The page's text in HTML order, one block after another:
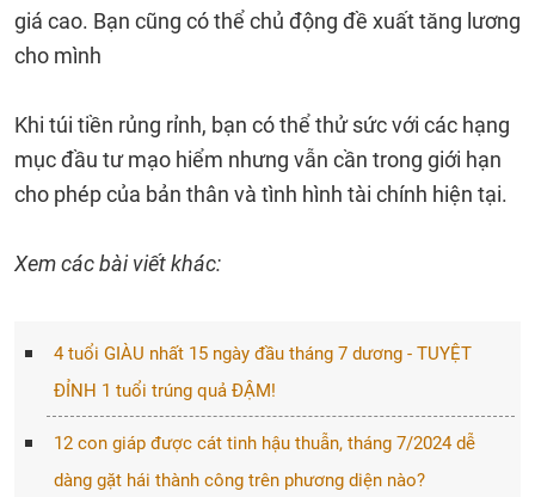
giá cao. Bạn cũng có thể chủ động đề xuất tăng lương
cho mình
Khi túi tiền rủng rỉnh, bạn có thể thử sức với các hạng
mục đầu tư mạo hiểm nhưng vẫn cần trong giới hạn
cho phép của bản thân và tình hình tài chính hiện tại.
Xem các bài viết khác:
4 tuổi GIÀU nhất 15 ngày đầu tháng 7 dương - TUYỆT
ĐỈNH 1 tuổi trúng quả ĐẬM!
12 con giáp được cát tinh hậu thuẫn, tháng 7/2024 dễ
dàng gặt hái thành công trên phương diện nào?